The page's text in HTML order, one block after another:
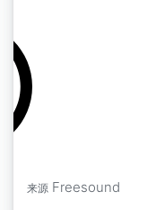
来源 Freesound